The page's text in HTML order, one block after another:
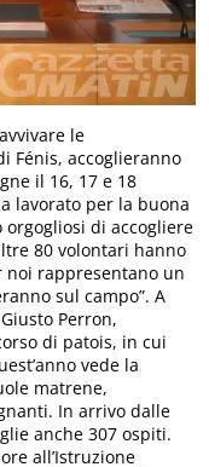
le
Fénis, accoglieranno
il 16, 17 e 18
lavorato per la buona
di accogliere
80 volontari hanno
noi rappresentano un
sul campo”. A
Perron,
di patois, in cui
vede la
matrene,
In arrivo dalle
anche 307 ospiti.
all’Istruzione